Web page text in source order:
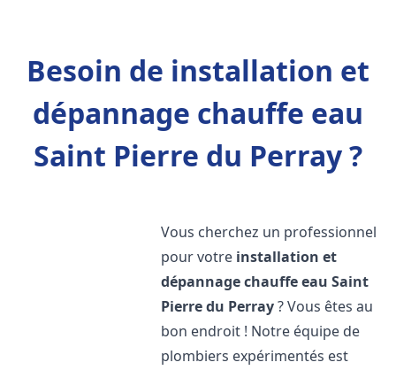
Besoin de installation et
dépannage chauffe eau
Saint Pierre du Perray ?
Vous cherchez un professionnel
pour votre installation et
dépannage chauffe eau Saint
Pierre du Perray? Vous êtes au
bon endroit ! Notre équipe de
plombiers expérimentés est